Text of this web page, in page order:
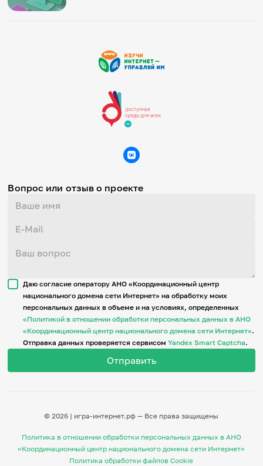
Вопрос или отзыв о проекте
Даю согласие оператору АНО «Координационный центр
национального домена сети Интернет» на обработку моих
персональных данных в объеме и на условиях, определенных
«Политикой в отношении обработки персональных данных в АНО
«Координационный центр национального домена сети Интернет».
Отправка данных проверяется сервисомYandex Smart Captcha.
© 2026 | игра-интернет.рф — Все права защищены
Политика в отношении обработки персональных данных в АНО
«Координационный центр национального домена сети Интернет»
Политика обработки файлов Cookie